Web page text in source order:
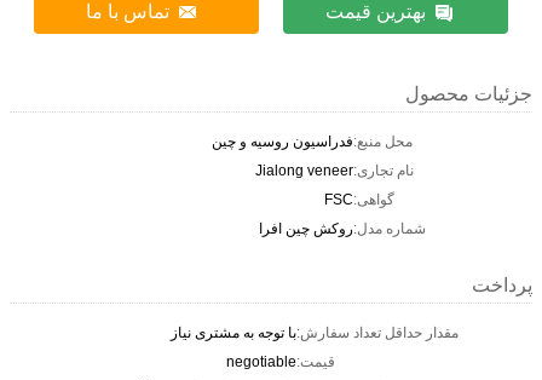
بهترین قیمت تماس با ما
جزئیات محصول
محل منبع:فدراسیون روسیه و چین
نام تجاری:Jialong veneer
گواهی:FSC
شماره مدل:روکش چین افرا
پرداخت
مقدار حداقل تعداد سفارش:با توجه به مشتری نیاز
قیمت:negotiable